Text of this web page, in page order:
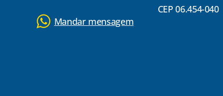
Mandar mensagem
CEP 06.454-040